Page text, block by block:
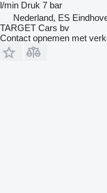
l/min Druk 7 bar
Nederland, ES
TARGET Cars bv
Contact opnemen met